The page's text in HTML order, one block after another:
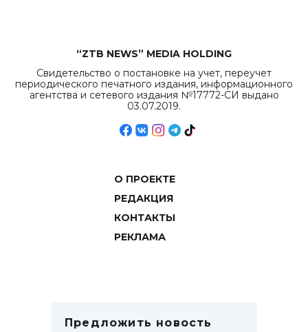
“ZTB NEWS” MEDIA HOLDING
Свидетельство о постановке на учет, переучет
периодического печатного издания, информационного
агентства и сетевого издания №17772-СИ выдано
03.07.2019.
О ПРОЕКТЕ
РЕДАКЦИЯ
КОНТАКТЫ
РЕКЛАМА
Предложить новость